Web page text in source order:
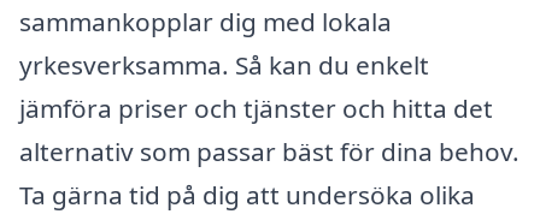
sammankopplar dig med lokala
yrkesverksamma. Så kan du enkelt
jämföra priser och tjänster och hitta det
alternativ som passar bäst för dina behov.
Ta gärna tid på dig att undersöka olika